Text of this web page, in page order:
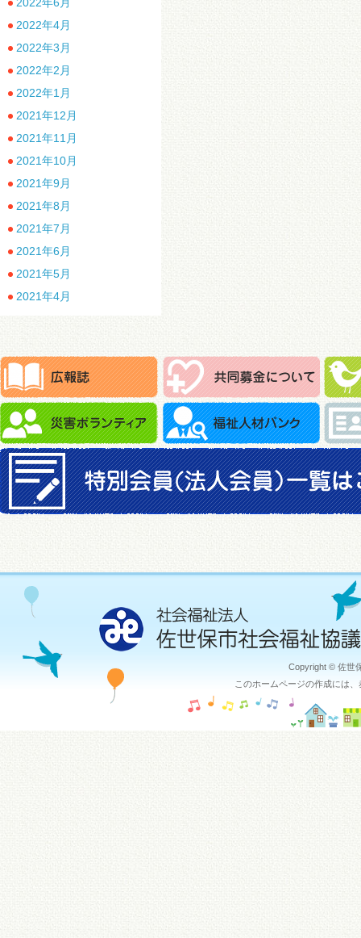
2022年4月
2022年3月
2022年2月
2022年1月
2021年12月
2021年11月
2021年10月
2021年9月
2021年8月
2021年7月
2021年6月
2021年5月
2021年4月
Copyright © 佐世
このホームページの作成には